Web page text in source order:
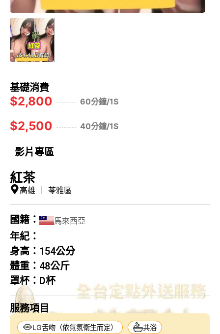
基礎消費
$2,800 60分鐘/1S
$2,500 40分鐘/1S
影片專區
紅茶
高雄 苓雅區
國籍： 馬來西亞
年紀：
身高： 154公分
體重： 48公斤
罩杯： D杯
服務項目
LG舌吻（依氣氛衛生而定） 共浴